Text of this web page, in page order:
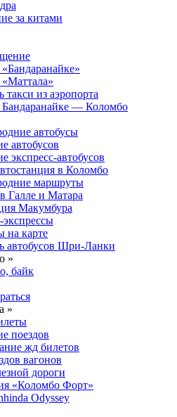
за китами
такси из аэропорта
Бандаранайке — Коломбо
автобусы
автобусов
экспресс-автобусов
в Коломбо
маршруты
Галле и Матара
Макумбура
на карте
автобусов Шри-Ланки
»
байк
»
поездов
жд билетов
вагонов
дороги
«Коломбо Форт»
Odyssey